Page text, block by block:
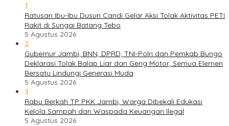
1
Ratusan Ibu-Ibu Dusun Candi Gelar Aksi Tolak Aktivitas PETI
Rakit di Sungai Batang Tebo
5 Agustus 2026
2
Gubernur Jambi, BNN, DPRD, TNI-Polri dan Pemkab Bungo
Deklarasi Tolak Balap Liar dan Geng Motor, Semua Elemen
Bersatu Lindungi Generasi Muda
5 Agustus 2026
3
Rabu Berkah TP PKK Jambi, Warga Dibekali Edukasi
Kelola Sampah dan Waspada Keuangan Ilegal
5 Agustus 2026